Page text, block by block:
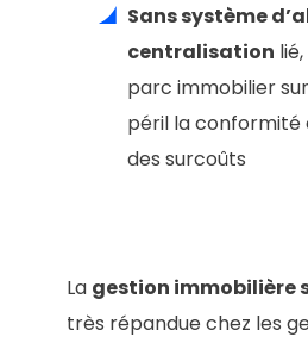
Sans système
centralisation
parc immobilier
péril la conformité
des surcoûts
La gestion immobilière
très répandue chez les